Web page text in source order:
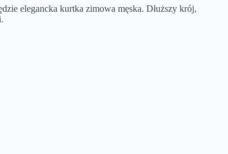
elegancka kurtka zimowa męska. Dłuższy krój,